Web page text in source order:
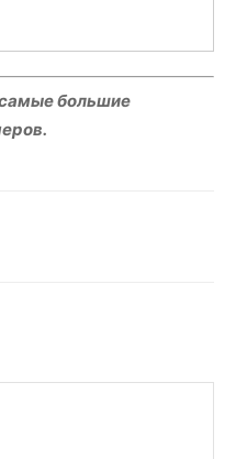
большие